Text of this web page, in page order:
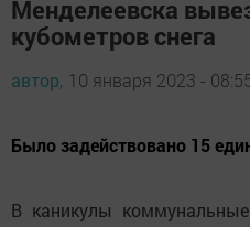
Менделеевска
кубометров снега
автор, 10 января 2023 -
Было задействовано 15
В каникулы